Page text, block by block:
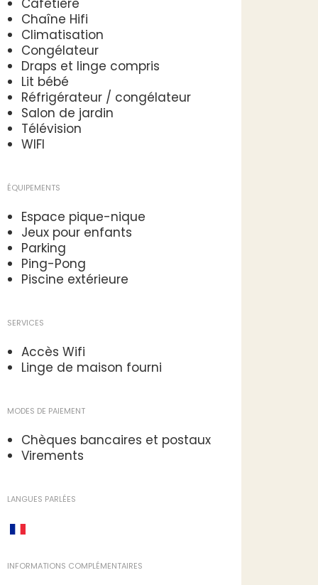
Cafetière
Chaîne Hifi
Climatisation
Congélateur
Draps et linge compris
Lit bébé
Réfrigérateur / congélateur
Salon de jardin
Télévision
WIFI
ÉQUIPEMENTS
Espace pique-nique
Jeux pour enfants
Parking
Ping-Pong
Piscine extérieure
SERVICES
Accès Wifi
Linge de maison fourni
MODES DE PAIEMENT
Chèques bancaires et postaux
Virements
LANGUES PARLÉES
INFORMATIONS COMPLÉMENTAIRES